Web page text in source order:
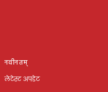
नवीनतम्
लेटेस्ट अपडेट